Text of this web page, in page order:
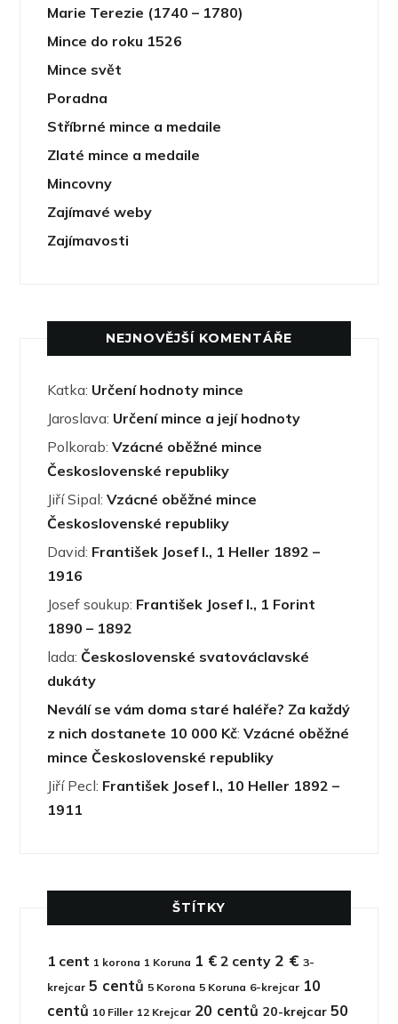
Marie Terezie (1740 – 1780)
Mince do roku 1526
Mince svět
Poradna
Stříbrné mince a medaile
Zlaté mince a medaile
Mincovny
Zajímavé weby
Zajímavosti
NEJNOVĚJŠÍ KOMENTÁŘE
Katka: Určení hodnoty mince
Jaroslava: Určení mince a její hodnoty
Polkorab:Vzácné oběžné mince
Československé republiky
Jiří Sipal:Vzácné oběžné mince
Československé republiky
David: František Josef I., 1 Heller 1892 –
1916
Josef soukup: František Josef I., 1 Forint
1890 – 1892
lada: Československé svatováclavské
dukáty
Neválí se vám doma staré haléře? Za každý
z nich dostanete 10 000 Kč:Vzácné oběžné
mince Československé republiky
Jiří Pecl: František Josef I., 10 Heller 1892 –
1911
ŠTÍTKY
1 cent 1 korona 1 Koruna 1 € 2 centy 2 € 3-
krejcar 5 centů 5 Korona 5 Koruna 6-krejcar 10
centů 10 Filler 12 Krejcar 20 centů 20-krejcar 50